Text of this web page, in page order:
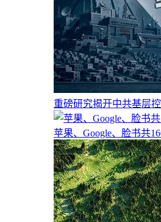
重磅研究揭开中共基层
苹果、Google、脸书共